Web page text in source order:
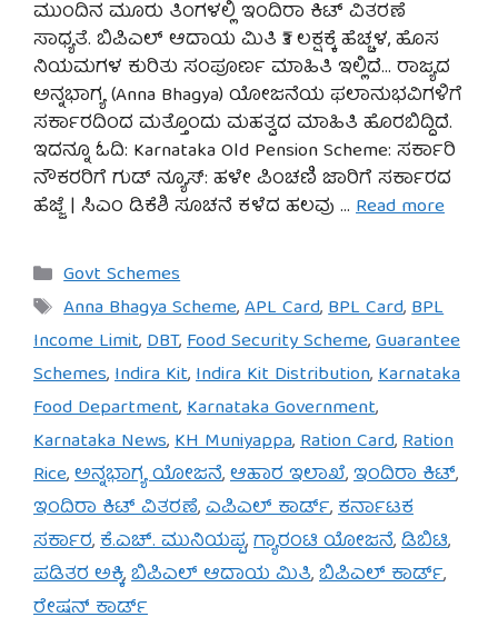
ಮುಂದಿನ ಮೂರು ತಿಂಗಳಲ್ಲಿ ಇಂದಿರಾ ಕಿಟ್ ವಿತರಣೆ
ಸಾಧ್ಯತೆ. ಬಿಪಿಎಲ್ ಆದಾಯ ಮಿತಿ ₹3 ಲಕ್ಷಕ್ಕೆ ಹೆಚ್ಚಳ, ಹೊಸ
ನಿಯಮಗಳ ಕುರಿತು ಸಂಪೂರ್ಣ ಮಾಹಿತಿ ಇಲ್ಲಿದೆ… ರಾಜ್ಯದ
ಅನ್ನಭಾಗ್ಯ (Anna Bhagya) ಯೋಜನೆಯ ಫಲಾನುಭವಿಗಳಿಗೆ
ಸರ್ಕಾರದಿಂದ ಮತ್ತೊಂದು ಮಹತ್ವದ ಮಾಹಿತಿ ಹೊರಬಿದ್ದಿದೆ.
ಇದನ್ನೂ ಓದಿ: Karnataka Old Pension Scheme: ಸರ್ಕಾರಿ
ನೌಕರರಿಗೆ ಗುಡ್ ನ್ಯೂಸ್: ಹಳೇ ಪಿಂಚಣಿ ಜಾರಿಗೆ ಸರ್ಕಾರದ
ಹೆಜ್ಜೆ | ಸಿಎಂ ಡಿಕೆಶಿ ಸೂಚನೆ ಕಳೆದ ಹಲವು … Read more
Categories
Govt Schemes
Tags
Anna Bhagya Scheme,APL Card,BPL Card,BPL
Income Limit,DBT,Food Security Scheme,Guarantee
Schemes,Indira Kit,Indira Kit Distribution,Karnataka
Food Department,Karnataka Government,
Karnataka News,KH Muniyappa,Ration Card,Ration
Rice,ಅನ್ನಭಾಗ್ಯ ಯೋಜನೆ,ಆಹಾರ ಇಲಾಖೆ,ಇಂದಿರಾ ಕಿಟ್,
ಇಂದಿರಾ ಕಿಟ್ ವಿತರಣೆ,ಎಪಿಎಲ್ ಕಾರ್ಡ್,ಕರ್ನಾಟಕ
ಸರ್ಕಾರ,ಕೆ.ಎಚ್. ಮುನಿಯಪ್ಪ,ಗ್ಯಾರಂಟಿ ಯೋಜನೆ,ಡಿಬಿಟಿ,
ಪಡಿತರ ಅಕ್ಕಿ,ಬಿಪಿಎಲ್ ಆದಾಯ ಮಿತಿ,ಬಿಪಿಎಲ್ ಕಾರ್ಡ್,
ರೇಷನ್ ಕಾರ್ಡ್